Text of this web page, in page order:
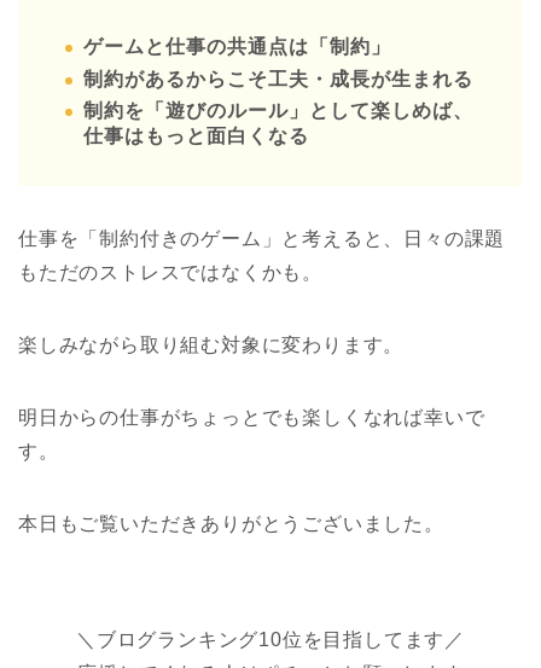
ゲームと仕事の共通点は「制約」
制約があるからこそ工夫・成長が生まれる
制約を「遊びのルール」として楽しめば、
仕事はもっと面白くなる
仕事を「制約付きのゲーム」と考えると、日々の課題
もただのストレスではなくかも。
楽しみながら取り組む対象に変わります。
明日からの仕事がちょっとでも楽しくなれば幸いで
す。
本日もご覧いただきありがとうございました。
＼ブログランキング10位を目指してます／